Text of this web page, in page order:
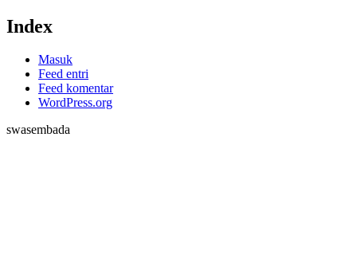
Index
Masuk
Feed entri
Feed komentar
WordPress.org
swasembada